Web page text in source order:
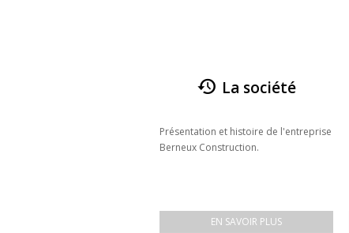
La société
Présentation et histoire de l'entreprise
Berneux Construction.
EN SAVOIR PLUS